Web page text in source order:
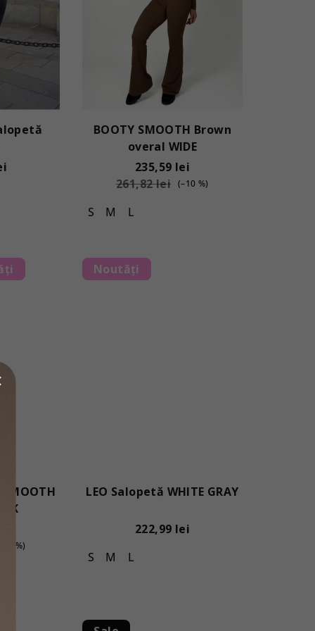
BOOTY SMOOTH Brown
overal WIDE
235,59 lei
261,82 lei (–10 %)
S M L
(–40 %)
Noutăți
LEO Salopetă WHITE GRAY
222,99 lei
S
M L